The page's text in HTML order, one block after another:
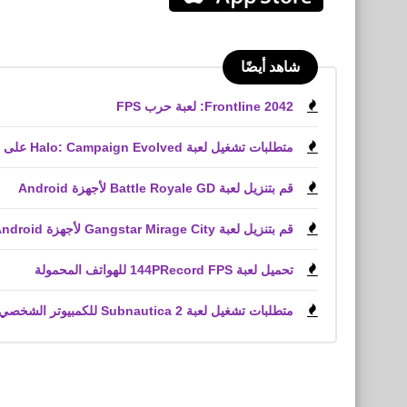
شاهد أيضًا
Frontline 2042: لعبة حرب FPS
متطلبات تشغيل لعبة Halo: Campaign Evolved على الكمبيوتر الشخصي
قم بتنزيل لعبة Battle Royale GD لأجهزة Android
قم بتنزيل لعبة Gangstar Mirage City لأجهزة Android و iPhone (APK)
تحميل لعبة 144PRecord FPS للهواتف المحمولة
متطلبات تشغيل لعبة Subnautica 2 للكمبيوتر الشخصي